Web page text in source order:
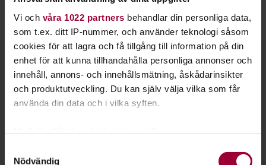
Vi och våra 1022 partners behandlar din personliga data,
som t.ex. ditt IP-nummer, och använder teknologi såsom
cookies för att lagra och få tillgång till information på din
enhet för att kunna tillhandahålla personliga annonser och
innehåll, annons- och innehållsmätning, åskådarinsikter
och produktutveckling. Du kan själv välja vilka som får
använda din data och i vilka syften.
som kan ha en noggrannhet på upp till flera meter
Nödvändig
för att ansluta dig till lektionen och du kan delta via dator
eller din mobiltelefon.
Kontakt